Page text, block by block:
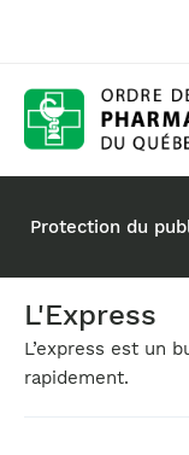
Protection du
L'Express
L’express est un
rapidement.